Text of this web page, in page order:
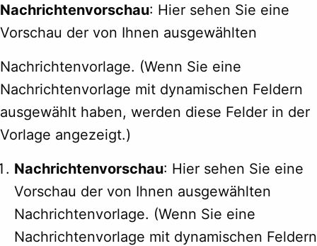
Nachrichtenvorschau: Hier sehen Sie eine
Vorschau der von Ihnen ausgewählten
Nachrichtenvorlage. (Wenn Sie eine
Nachrichtenvorlage mit dynamischen Feldern
ausgewählt haben, werden diese Felder in der
Vorlage angezeigt.)
Nachrichtenvorschau: Hier sehen Sie eine
Vorschau der von Ihnen ausgewählten
Nachrichtenvorlage. (Wenn Sie eine
Nachrichtenvorlage mit dynamischen Feldern